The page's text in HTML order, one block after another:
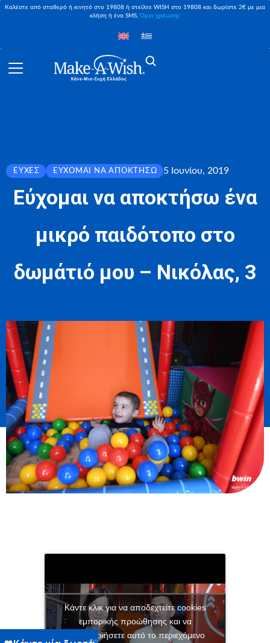
Καλέστε από σταθερό ή κινητό στο 19808 ή στείλτε WISH στο 19808 και δωρίστε 2€ με μια
κλήση ή ένα SMS,Όροι χρέωσης
ΕΥΧΈΣ ΕΎΧΟΜΑΙ ΝΑ ΑΠΟΚΤΉΣΩ 5 Ιουνίου, 2019
Εύχομαι να αποκτήσω ένα
μικρό παιδότοπο στο
δωμάτιό μου – Νικόλας, 3
Κάντε κλικ για να αποδεχτείτε cookies
εμπορικής προώθησης και να
ενεργοποιήσετε αυτό το περιεχόμενο